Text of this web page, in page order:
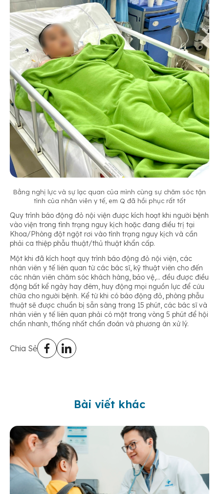
Bằng nghị lực và sự lạc quan của mình cùng sự chăm sóc tận
tình của nhân viên y tế, em Q đã hồi phục rất tốt
Quy trình báo động đỏ nội viện được kích hoạt khi người bệnh
vào viện trong tình trạng nguy kịch hoặc đang điều trị tại
Khoa/Phòng đột ngột rơi vào tình trạng nguy kịch và cần
phải ca thiệp phẫu thuật/thủ thuật khẩn cấp.
Một khi đã kích hoạt quy trình báo động đỏ nội viện, các
nhân viên y tế liên quan từ các bác sĩ, kỹ thuật viên cho đến
các nhân viên chăm sóc khách hàng, bảo vệ,… đều được điều
động bất kể ngày hay đêm, huy động mọi nguồn lực để cứu
chữa cho người bệnh. Kể từ khi có báo động đỏ, phòng phẫu
thuật sẽ được chuẩn bị sẵn sàng trong 15 phút, các bác sĩ và
nhân viên y tế liên quan phải có mặt trong vòng 5 phút để hội
chẩn nhanh, thống nhất chẩn đoán và phương án xử lý.
Chia Sẻ
Bài viết khác